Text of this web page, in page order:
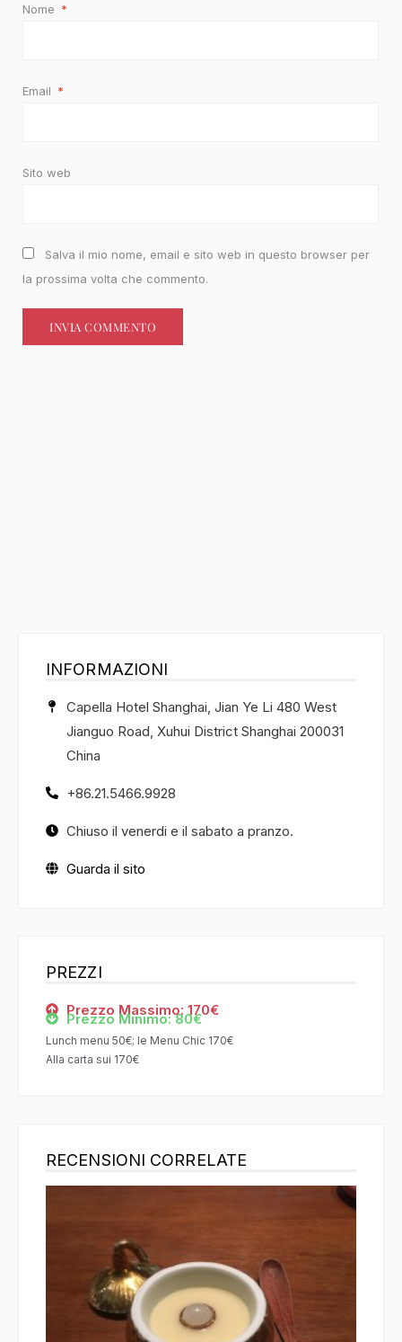
Nome *
Email *
Sito web
Salva il mio nome, email e sito web in questo browser per
la prossima volta che commento.
INFORMAZIONI
Capella Hotel Shanghai, Jian Ye Li 480 West
Jianguo Road, Xuhui District Shanghai 200031
China
+86.21.5466.9928
Chiuso il venerdi e il sabato a pranzo.
Guarda il sito
PREZZI
Prezzo Massimo: 170€
Prezzo Minimo: 80€
Lunch menu 50€; le Menu Chic 170€
Alla carta sui 170€
RECENSIONI CORRELATE